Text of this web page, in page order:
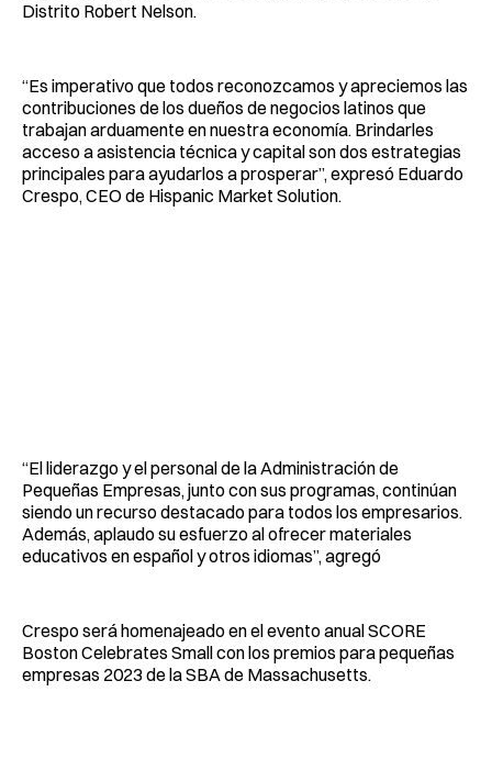
Distrito Robert Nelson.
“Es imperativo que todos reconozcamos y apreciemos las
contribuciones de los dueños de negocios latinos que
trabajan arduamente en nuestra economía. Brindarles
acceso a asistencia técnica y capital son dos estrategias
principales para ayudarlos a prosperar”, expresó Eduardo
Crespo, CEO de Hispanic Market Solution.
“El liderazgo y el personal de la Administración de
Pequeñas Empresas, junto con sus programas, continúan
siendo un recurso destacado para todos los empresarios.
Además, aplaudo su esfuerzo al ofrecer materiales
educativos en español y otros idiomas”, agregó
Crespo será homenajeado en el evento anual SCORE
Boston Celebrates Small con los premios para pequeñas
empresas 2023 de la SBA de Massachusetts.